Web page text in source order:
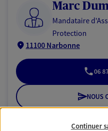
Marc
Mandataire
Protection
11100 Narbonne
06
NOUS
Continuer